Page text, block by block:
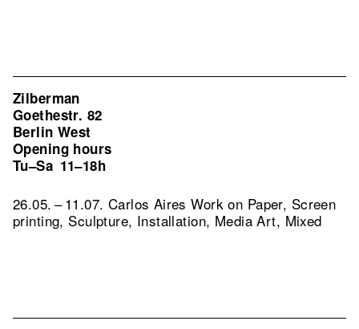
Zilberman
Goethestr. 82
Berlin West
Opening hours
Tu–Sa 11–18h
26.05. – 11.07. Carlos Aires Work on Paper, Screen
printing, Sculpture, Installation, Media Art, Mixed